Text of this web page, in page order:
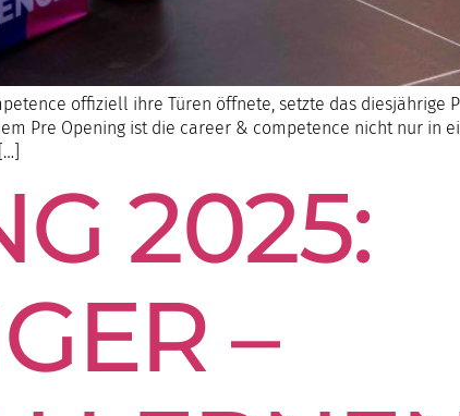
offiziell ihre Türen öffnete, setzte das diesjährige
Pre Opening ist die career & competence nicht nur in
2025:
–